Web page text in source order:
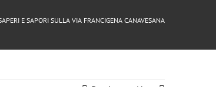
E SAPORI SULLA VIA FRANCIGENA CANAVESANA